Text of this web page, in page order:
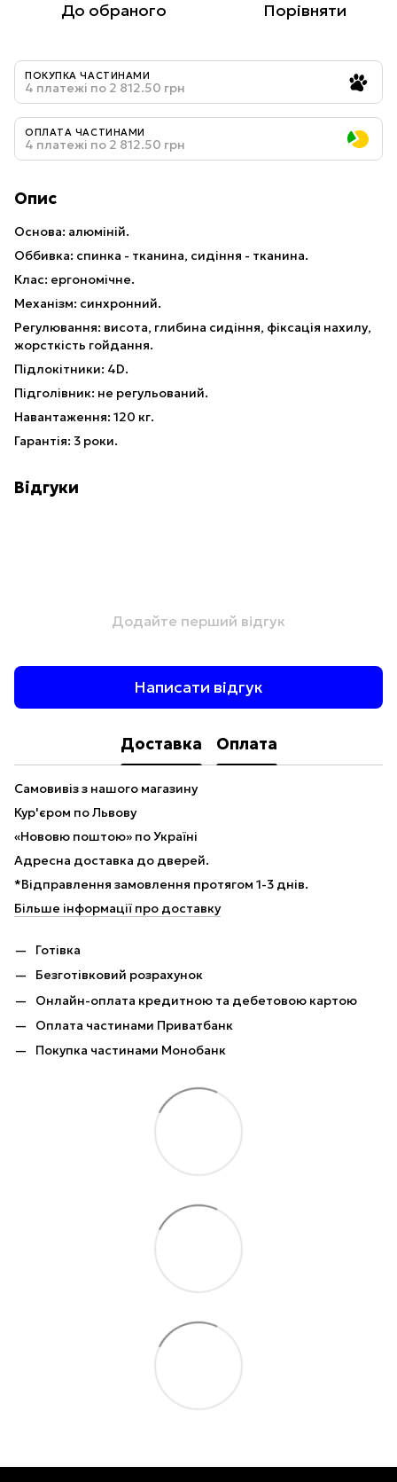
До обраного Порівняти
ПОКУПКА ЧАСТИНАМИ
4 платежі по 2 812.50 грн
ОПЛАТА ЧАСТИНАМИ
4 платежі по 2 812.50 грн
Опис
Основа: алюміній.
Оббивка: спинка - тканина, сидіння - тканина.
Клас: ергономічне.
Механізм: синхронний.
Регулювання: висота, глибина сидіння, фіксація нахилу,
жорсткість гойдання.
Підлокітники: 4D.
Підголівник: не регульований.
Навантаження: 120 кг.
Гарантія: 3 роки.
Відгуки
Додайте перший відгук
Написати відгук
Доставка Оплата
Самовивіз з нашого магазину
Кур'єром по Львову
«Нововю поштою» по Україні
Адресна доставка до дверей.
*Відправлення замовлення протягом 1-3 днів.
Більше інформації про доставку
Готівка
Безготівковий розрахунок
Онлайн-оплата кредитною та дебетовою картою
Оплата частинами Приватбанк
Покупка частинами Монобанк